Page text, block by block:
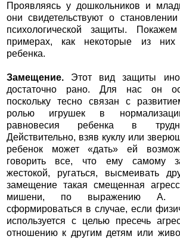
Проявляясь у дошкольников и
они свидетельствуют о
психологической защиты.
примерах, как некоторые из
ребенка.
Замещение.Этот вид защиты
достаточно рано. Для нас он
поскольку тесно связан с
ролью игрушек в
равновесия ребенка в
Действительно, взяв куклу или
ребенок может «дать» ей
говорить все, что ему самому
жестокой, ругаться, высмеивать
замещение такая смещенная
мишени, по выражению А.
сформироваться в случае, если
используется с целью пресечь
отношению к другим детям или